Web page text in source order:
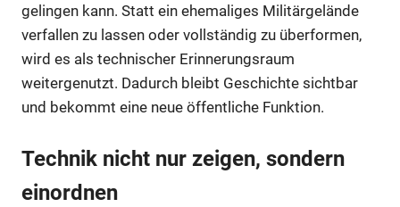
gelingen kann. Statt ein ehemaliges Militärgelände
verfallen zu lassen oder vollständig zu überformen,
wird es als technischer Erinnerungsraum
weitergenutzt. Dadurch bleibt Geschichte sichtbar
und bekommt eine neue öffentliche Funktion.
Technik nicht nur zeigen, sondern
einordnen